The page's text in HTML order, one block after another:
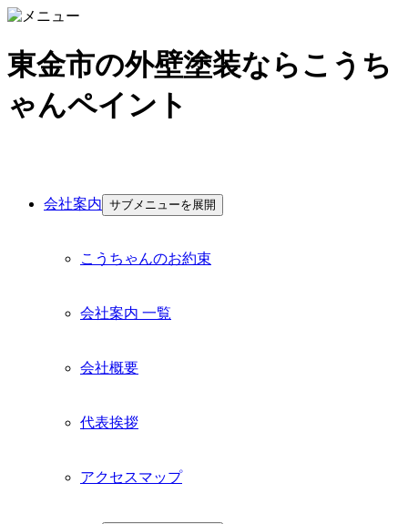
東金市の外壁塗装ならこうち
ゃんペイント
会社案内 サブメニューを展開
こうちゃんのお約束
会社案内 一覧
会社概要
代表挨拶
アクセスマップ